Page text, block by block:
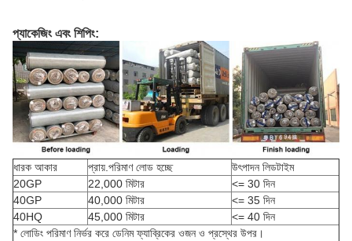
প্যাকেজিং এবং শিপিং:
ধারক আকার প্রায়.পরিমাণ লোড হচ্ছে
উৎপাদন লিডটাইম
20GP
22,000 মিটার
<= 30 দিন
40GP
40,000 মিটার
<= 35 দিন
40HQ
45,000 মিটার
<= 40 দিন
* লোডিং পরিমাণ নির্ভর করে ডেনিম ফ্যাব্রিকের ওজন ও প্রস্থের উপর।